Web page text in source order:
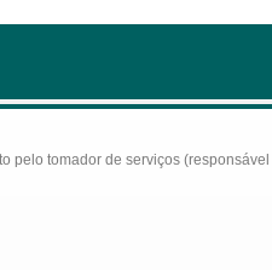
pelo tomador de serviços